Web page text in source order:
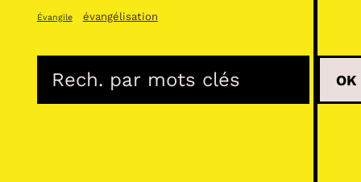
Évangile évangélisation
OK